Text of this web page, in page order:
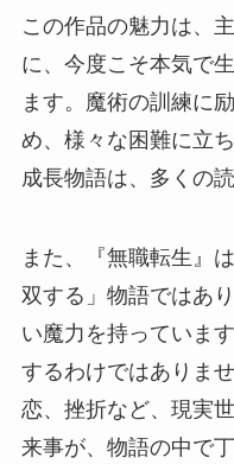
この作品の魅力は、
に、今度こそ本気で
ます。魔術の訓練に
め、様々な困難に立
成長物語は、多くの
また、『無職転生』
双する」物語ではあ
い魔力を持っていま
するわけではありま
恋、挫折など、現実
来事が、物語の中で